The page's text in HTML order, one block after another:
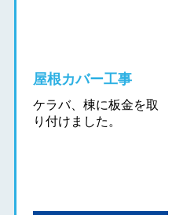
屋根カバー工事
ケラバ、棟に板金を取
り付けました。